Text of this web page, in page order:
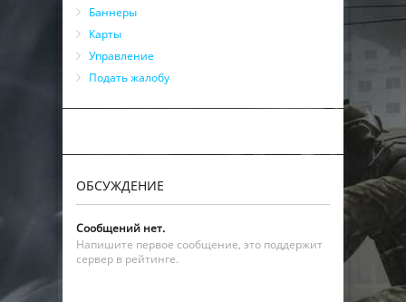
Баннеры
Карты
Управление
Подать жалобу
ОБСУЖДЕНИЕ
Сообщений нет.
Напишите первое сообщение, это поддержит
сервер в рейтинге.